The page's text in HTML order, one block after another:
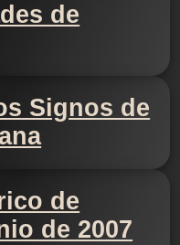
de
Signos de
de
de 2007